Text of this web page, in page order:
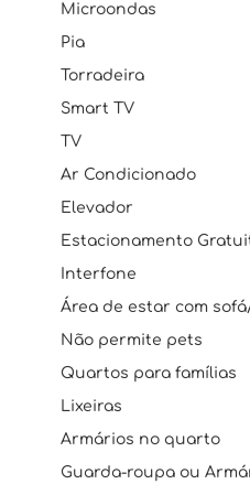
Microondas
Pia
Torradeira
Smart TV
TV
Ar Condicionado
Elevador
Estacionamento
Interfone
Área de estar com
Não permite pets
Quartos para famílias
Lixeiras
Armários no quarto
Guarda-roupa ou